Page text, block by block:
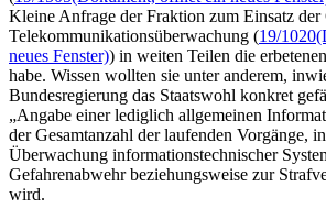
Kleine Anfrage der Fraktion zum Einsatz der
Telekommunikationsüberwachung (19/1020
neues Fenster)) in weiten Teilen die
habe. Wissen wollten sie unter anderem,
Bundesregierung das Staatswohl konkret
„Angabe einer lediglich allgemeinen
der Gesamtanzahl der laufenden Vorgänge,
Überwachung informationstechnischer
Gefahrenabwehr beziehungsweise zur
wird.